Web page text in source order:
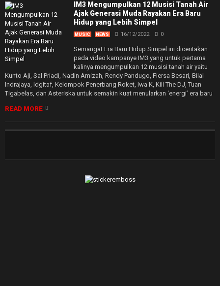
IM3 Mengumpulkan 12 Musisi Tanah Air
Ajak Generasi Muda Rayakan Era Baru
Hidup yang Lebih Simpel
MUSIC NEWS 16/12/2022 0
Semangat Era Baru Hidup Simpel ini diceritakan
pada video kampanye IM3 yang untuk pertama
kalinya mengumpulkan 12 musisi tanah air yaitu
Kunto Aji, Sal Priadi, Nadin Amizah, Rendy Pandugo, Fiersa Besari, Bilal
Indrajaya, Idgitaf, Kelompok Penerbang Roket, Iwa K, Kill The DJ, Tuan
Tigabelas, dan Asteriska untuk semakin kuat menularkan ‘energi’ era baru
READ MORE